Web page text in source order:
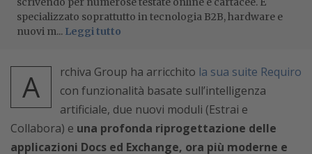
specializzato soprattutto in tecnologia B2B, hardware e
nuovi m... Leggi tutto
A rchiva Group ha arricchito la sua suite Requiro
con funzionalità basate sull’intelligenza
artificiale, due nuovi moduli (Estrai e
Collabora) e una profonda riprogettazione delle
applicazioni Docs ed Exchange, ora più moderne e